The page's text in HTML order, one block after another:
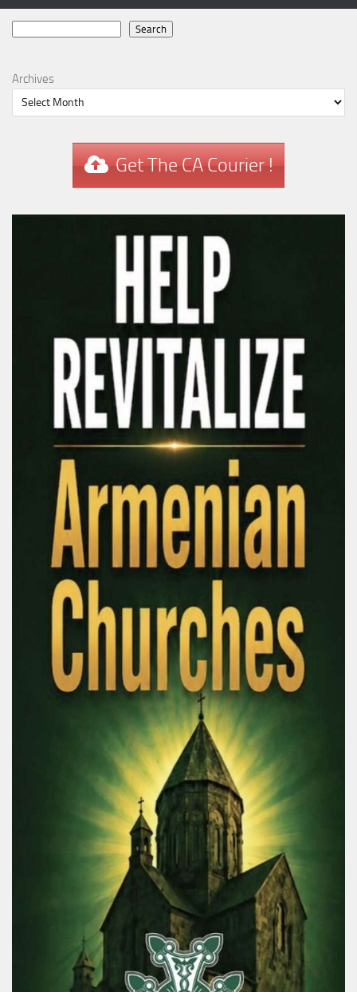
Search
Archives
Get The CA Courier !